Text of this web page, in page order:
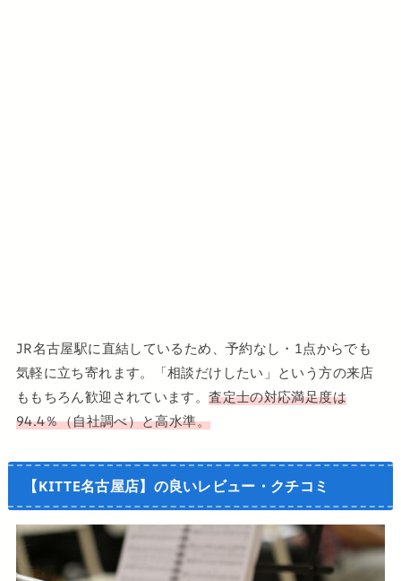
JR名古屋駅に直結しているため、予約なし・1点からでも
気軽に立ち寄れます。「相談だけしたい」という方の来店
ももちろん歓迎されています。査定士の対応満足度は
94.4％（自社調べ）と高水準。
【KITTE名古屋店】の良いレビュー・クチコミ